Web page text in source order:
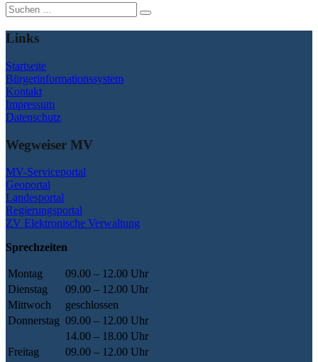
Suche
nach:
Links
Startseite
Bürgerinformationssystem
Kontakt
Impressum
Datenschutz
Wegweiser MV
MV-Serviceportal
Geoportal
Landesportal
Regierungsportal
ZV Elektronische Verwaltung
Sprechzeiten
Montag
09.00 – 12.00 Uhr
Dienstag
09.00 – 12.00 Uhr
Mittwoch
geschlossen
Donnerstag 09.00 – 12.00 Uhr
14.00 – 18.00 Uhr
Freitag
09.00 – 12.00 Uhr